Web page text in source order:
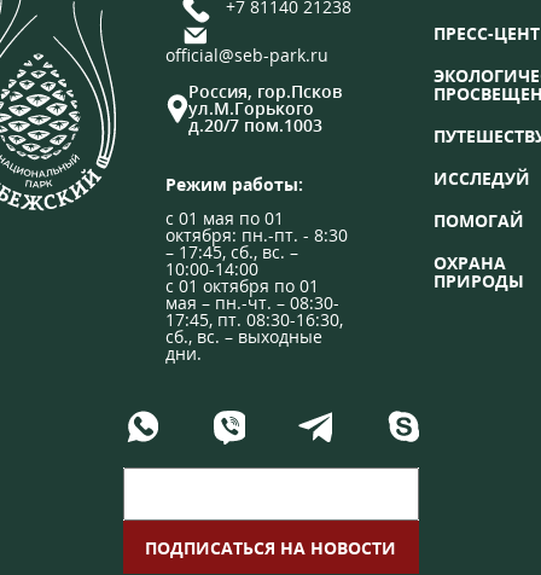
+7 81140 21238
official@seb-park.ru
Россия, гор.Псков
ул.М.Горького
д.20/7 пом.1003
Режим работы:
с 01 мая по 01
октября: пн.-пт. - 8:30
– 17:45, сб., вс. –
10:00-14:00
с 01 октября по 01
мая – пн.-чт. – 08:30-
17:45, пт. 08:30-16:30,
сб., вс. – выходные
дни.
ПРЕСС-
ИССЛЕДУЙ
ПОМОГАЙ
ОХРАНА
ПРИРОДЫ